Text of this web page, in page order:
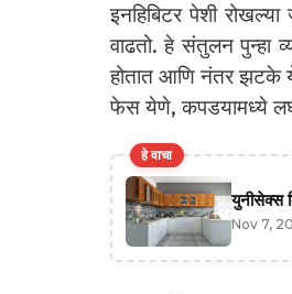
इनहिबिटर पेशी
वाढतो. हे संतुलन पुन्हा
होतात आणि नंतर झटके
फेस येणे, कपडयामध्ये
हे वाचा
युनीसेक्स
Nov 7,